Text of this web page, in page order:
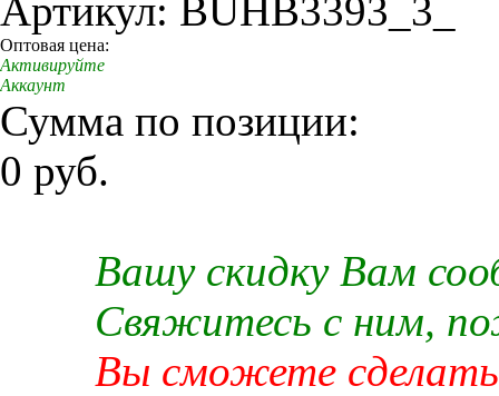
Артикул: BUHB3393_3_
Оптовая цена:
Активируйте
Аккаунт
Сумма по позиции:
0 руб.
Вашу скидку Вам
Свяжитесь с ним,
Вы сможете сделать